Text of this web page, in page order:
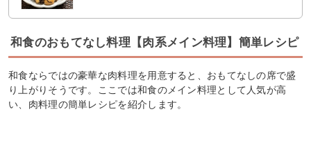
和食のおもてなし料理【肉系メイン料理】簡単レシピ
和食ならではの豪華な肉料理を用意すると、おもてなしの席で盛
り上がりそうです。ここでは和食のメイン料理として人気が高
い、肉料理の簡単レシピを紹介します。